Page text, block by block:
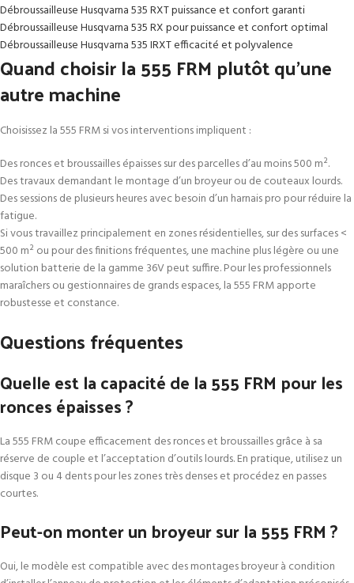
Débroussailleuse Husqvarna 535 RXT puissance et confort garanti
Débroussailleuse Husqvarna 535 RX pour puissance et confort optimal
Débroussailleuse Husqvarna 535 IRXT efficacité et polyvalence
Quand choisir la 555 FRM plutôt qu’une
autre machine
Choisissez la 555 FRM si vos interventions impliquent :
Des ronces et broussailles épaisses sur des parcelles d’au moins 500 m².
Des travaux demandant le montage d’un broyeur ou de couteaux lourds.
Des sessions de plusieurs heures avec besoin d’un harnais pro pour réduire la
fatigue.
Si vous travaillez principalement en zones résidentielles, sur des surfaces <
500 m² ou pour des finitions fréquentes, une machine plus légère ou une
solution batterie de la gamme 36V peut suffire. Pour les professionnels
maraîchers ou gestionnaires de grands espaces, la 555 FRM apporte
robustesse et constance.
Questions fréquentes
Quelle est la capacité de la 555 FRM pour les
ronces épaisses ?
La 555 FRM coupe efficacement des ronces et broussailles grâce à sa
réserve de couple et l’acceptation d’outils lourds. En pratique, utilisez un
disque 3 ou 4 dents pour les zones très denses et procédez en passes
courtes.
Peut-on monter un broyeur sur la 555 FRM ?
Oui, le modèle est compatible avec des montages broyeur à condition